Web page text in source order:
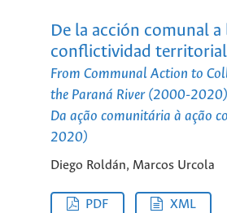
De la acción comunal
conflictividad
From Communal Action to
the Paraná River (2000-2020)
Da ação comunitária à ação
2020)
Diego Roldán, Marcos Urcola
PDF XML